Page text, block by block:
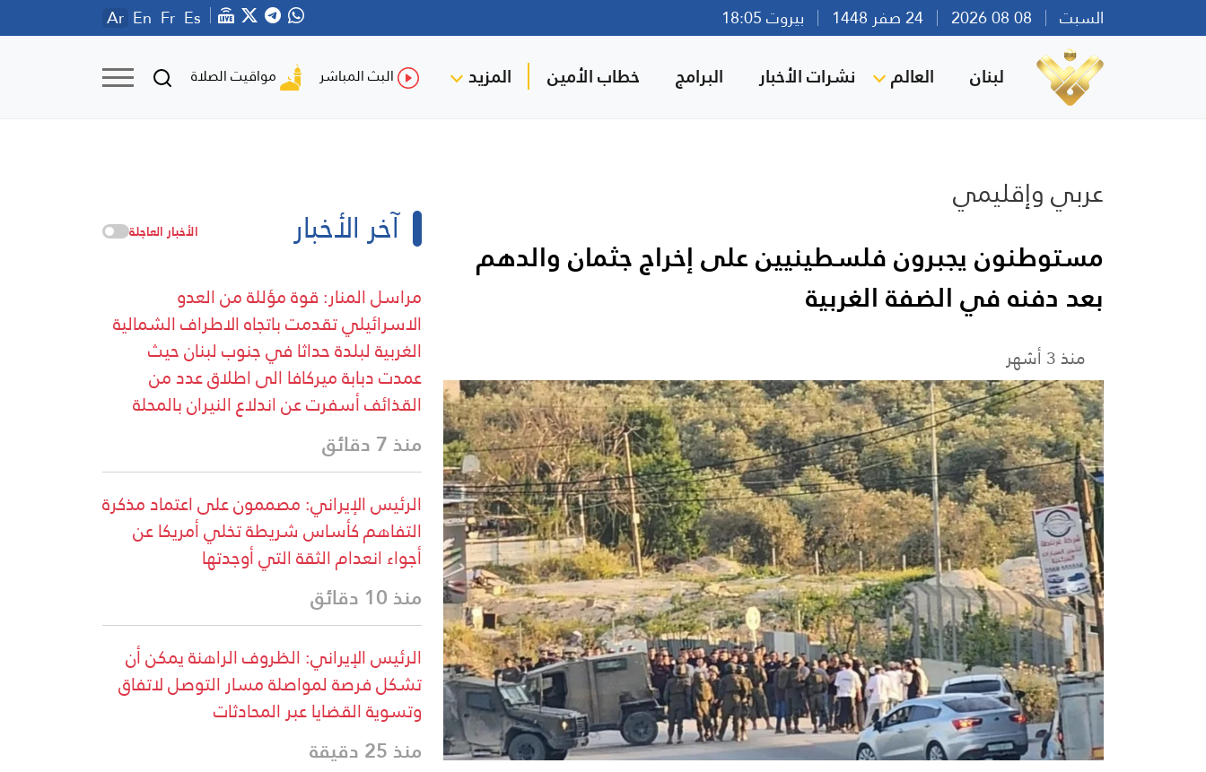
السبت بيروت 18:05 Ar En Fr Es
لبنان العالم نشرات الأخبار البرامج خطاب الأمين المزيد البث المباشر مواقيت الصلاة
عربي وإقليمي
مستوطنون يجبرون فلسطينيين على إخراج جثمان والدهم
بعد دفنه في الضفة الغربية
منذ 3 أشهر
آخر الأخبار الأخبار العاجلة
مراسل المنار: قوة مؤللة من العدو
الاسرائيلي تقدمت باتجاه الاطراف الشمالية
الغربية لبلدة حداثا في جنوب لبنان حيث
عمدت دبابة ميركافا الى اطلاق عدد من
القذائف أسفرت عن اندلاع النيران بالمحلة
منذ 7 دقائق
الرئيس الإيراني: مصممون على اعتماد مذكرة
التفاهم كأساس شريطة تخلي أمريكا عن
أجواء انعدام الثقة التي أوجدتها
منذ 10 دقائق
الرئيس الإيراني: الظروف الراهنة يمكن أن
تشكل فرصة لمواصلة مسار التوصل لاتفاق
وتسوية القضايا عبر المحادثات
منذ 25 دقيقة